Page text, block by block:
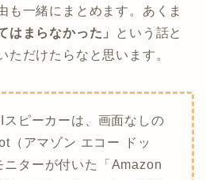
も一緒にまとめます。あくま
はまらなかった」
という話と
ただけたらなと思います。
ピーカーは、画面なしの
（アマゾン エコー ドッ
ニターが付いた「Amazon